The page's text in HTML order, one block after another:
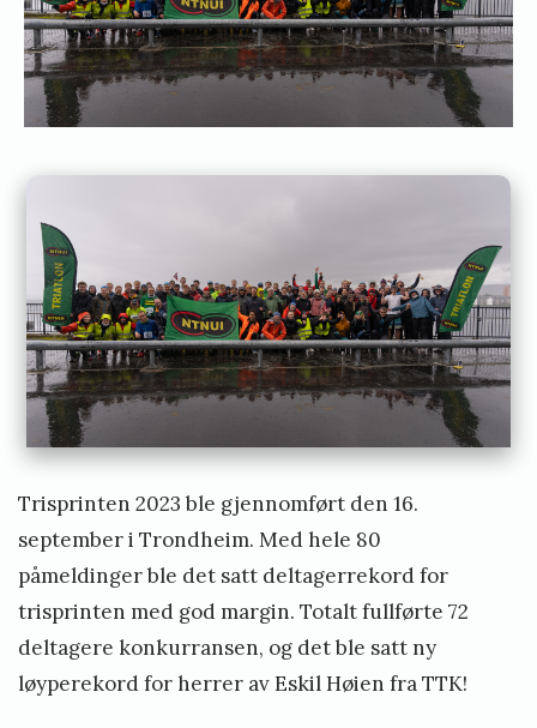
w
i
a
d
Trisprinten 2023 ble gjennomført den 16.
september i Trondheim. Med hele 80
påmeldinger ble det satt deltagerrekord for
trisprinten med god margin. Totalt fullførte 72
deltagere konkurransen, og det ble satt ny
løyperekord for herrer av Eskil Høien fra TTK!